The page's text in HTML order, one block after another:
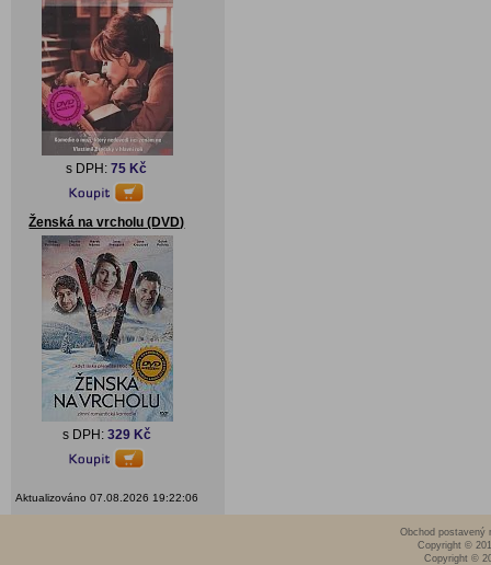
s DPH:75 Kč
Ženská na vrcholu (DVD)
s DPH: 329 Kč
Aktualizováno 07.08.2026 19:22:06
Obchod postavený
Copyright ©
Copyright ©